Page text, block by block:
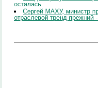
осталась
Сергей МАХУ, министр
отраслевой тренд прежний